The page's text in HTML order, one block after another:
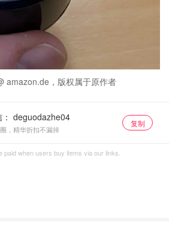
amazon.de，版权属于原作者
，精华折扣不漏掉
复制
paid when users buy items via our links.